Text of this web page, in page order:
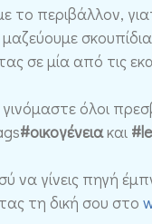
το περιβάλλον,
σε μία από τις
όλοι
#οικογένειακαι
να γίνεις πηγή
τη δική σου στο